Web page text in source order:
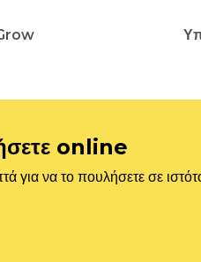
online
για να το πουλήσετε σε